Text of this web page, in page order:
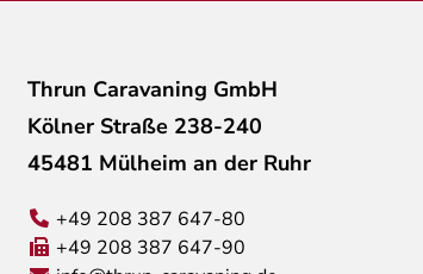
Thrun Caravaning GmbH
Kölner Straße 238-240
45481 Mülheim an der Ruhr
+49 208 387 647-80
+49 208 387 647-90